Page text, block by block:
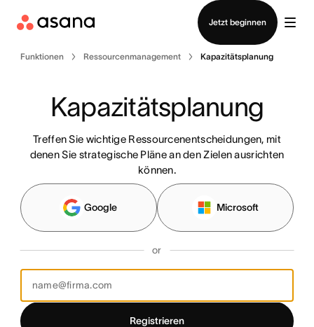
Jetzt beginnen
Vertrieb kontaktieren
Funktionen Ressourcenmanagement Kapazitätsplanung
Kapazitätsplanung
Treffen Sie wichtige Ressourcenentscheidungen, mit
denen Sie strategische Pläne an den Zielen ausrichten
können.
Google Microsoft
or
Registrieren